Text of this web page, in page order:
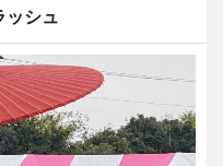
ッシュ